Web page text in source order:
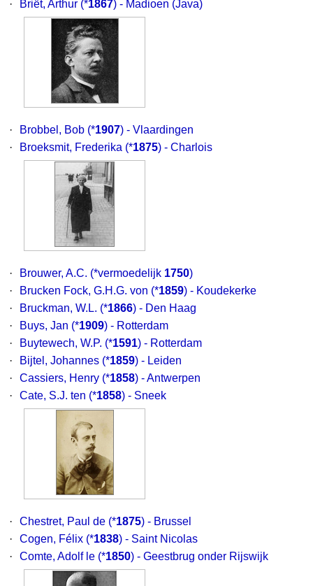
·
Briët, Arthur (*1867) - Madioen (Java)
· Brobbel, Bob (*1907) - Vlaardingen
·
Broeksmit, Frederika (*1875) - Charlois
· Brouwer, A.C. (*vermoedelijk 1750)
·
Brucken Fock, G.H.G. von (*1859) - Koudekerke
·
Bruckman, W.L. (*1866) - Den Haag
·
Buys, Jan (*1909) - Rotterdam
·
Buytewech, W.P. (*1591) - Rotterdam
·
Bijtel, Johannes (*1859) - Leiden
·
Cassiers, Henry (*1858) - Antwerpen
·
Cate, S.J. ten (*1858) - Sneek
· Chestret, Paul de (*1875) - Brussel
·
Cogen, Félix (*1838) - Saint Nicolas
·
Comte, Adolf le (*1850) - Geestbrug onder Rijswijk